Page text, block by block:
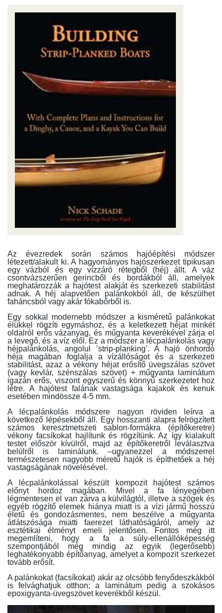
Az évezredek során számos hajóépítési módszer
létezett/alakult ki. A hagyományos hajószerkezet tipikusan
egy vázból és egy vízzáró rétegből (héj) állt. A váz
csontvázszerűen gerincből és bordákból áll, amelyek
meghatározzák a hajótest alakját és szerkezeti stabilitást
adnak. A héj alapvetően palánkokból áll, de készülhet
faháncsból vagy akár fókabőrből is.
Egy sokkal modernebb módszer a kisméretű palánkokat
élükkel rögzíti egymáshoz, és a keletkezett héjat minkét
oldalról erős vázanyag, és műgyanta keverékével zárja el
a levegő, és a víz elől. Ez a módszer a lécpalánkolás vagy
héjpalánkolás, angolul ’strip-planking’. A hajó önhordó
héja magában foglalja a vízállóságot és a szerkezeti
stabilitást, azaz a vékony héjat erősítő üvegszálas szövet
(vagy kevlár, szénszálas szövet) + műgyanta laminátum
igazán erős, viszont egyszerű és könnyű szerkezetet hoz
létre. A hajótest falának vastagsága kajakok és kenuk
esetében mindössze 4-5 mm.
A lécpalánkolás módszere nagyon röviden leírva a
következő lépésekből áll. Egy hosszanti alapra felrögzített
számos keresztmetszeti sablon-formákra (építőkeretre)
vékony facsíkokat hajlítunk és rögzítünk. Az így kialakult
testet először kívülről, majd az építőkeretről leválasztva
belülről is laminálunk. –ugyanezzel a módszerrel
természetesen nagyobb méretű hajók is építhetőek a héj
vastagságának növelésével.
A lécpalánkolással készült kompozit hajótest számos
előnyt hordoz magában. Mivel a fa lényegében
légmentesen el van zárva a külvilágtól, illetve a szögek és
egyéb rögzítő elemek hiánya miatt is a vízi jármű hosszú
életű és gondozásmentes, nem beszélve a műgyanta
átlátszósága miatti faerezet láthatóságáról, amely az
esztétikai élményt emeli jelentősen. Fontos még itt
megemlíteni, hogy a fa a súly-ellenállóképesség
szempontjából még mindig az egyik (legerősebb)
leghatékonyabb építőanyag, amelyet a kompozit szerkezet
tovább erősít.
A palánkokat (facsíkokat) akár az olcsóbb fenyődeszkákból
is felvághatjuk otthon; a laminátum pedig a szokásos
epoxigyanta-üvegszövet keverékből készül.